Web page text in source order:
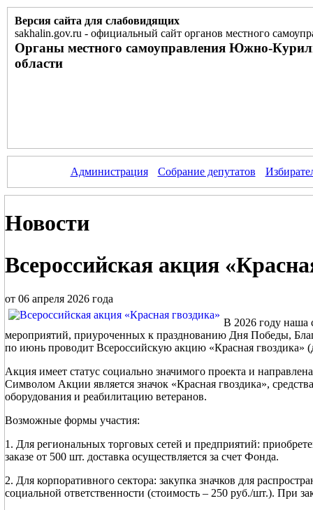
Версия сайта для слабовидящих
sakhalin.gov.ru - официальный сайт органов местного
Органы местного самоуправления Южно-
области
Администрация Собрание депутатов
Новости
Всероссийская акция
от 06 апреля 2026 года
В 2026 году наша
мероприятий, приуроченных к празднованию Дня Победы,
по июнь проводит Всероссийскую акцию «Красная гвоздика»
Акция имеет статус социально значимого проекта и
Символом Акции является значок «Красная гвоздика»,
оборудования и реабилитацию ветеранов.
Возможные формы участия:
1. Для региональных торговых сетей и предприятий:
заказе от 500 шт. доставка осуществляется за счет Фонда.
2. Для корпоративного сектора: закупка значков для
социальной ответственности (стоимость – 250 руб./шт.). При